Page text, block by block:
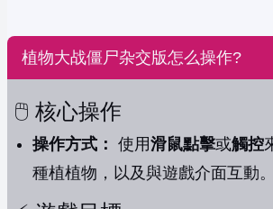
植物大战僵尸杂交版怎么操作?
🖱️ 核心操作
操作方式： 使用滑鼠點擊或觸控
種植植物，以及與遊戲介面互動。